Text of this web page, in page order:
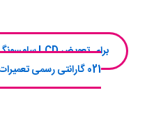
021 گارانتی رسمی تعمیرات سامسونگ تماس بگیر